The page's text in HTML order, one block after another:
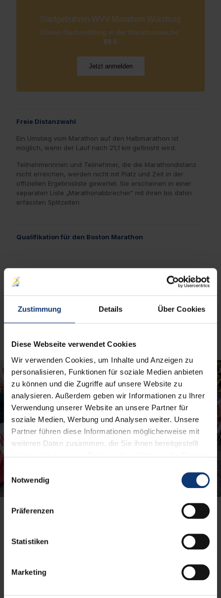
Zustimmung Details Über Cookies
Diese Webseite verwendet Cookies
Wir verwenden Cookies, um Inhalte und Anzeigen zu
personalisieren, Funktionen für soziale Medien anbieten
zu können und die Zugriffe auf unsere Website zu
analysieren. Außerdem geben wir Informationen zu Ihrer
Verwendung unserer Website an unsere Partner für
soziale Medien, Werbung und Analysen weiter. Unsere
Partner führen diese Informationen möglicherweise mit
weiteren Daten zusammen, die Sie ihnen bereitgestellt
Notwendig
Präferenzen
Statistiken
Marketing
Startgebühren WVV Marathon Würzburg
Online-Nachmeldung in der Marathonwoche:
89 €
Jetzt anmelden
Freie Distanzwahl
Ein Umstieg vom Marathon auf den Halbmarathon ist
möglich, wenn der Lauf nach 21,1 km gefinisht wird.
Teilnehmerinnen und Teilnehmer, die die Marathondistanz
nicht erreichen, werden nicht mit Platz und Zeit in der
offiziellen Ergebnisliste gewertet. Sie erscheinen in einer
separaten Liste „Marathonabbrecher“ mit ihren bis dahin
erfassten Splitzeiten.
Qualifikation für den Boston Marathon
Veranstaltungen in Deutschland, die für eine
Qualifikation
Kostenfrei am Sonntag mit der WVV zum Start (NVM)